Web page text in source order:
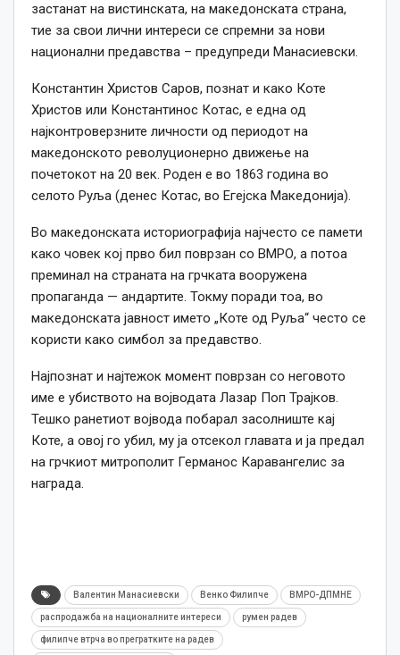
застанат на вистинската, на македонската страна,
тие за свои лични интереси се спремни за нови
национални предавства – предупреди Манасиевски.
Константин Христов Саров, познат и како Коте
Христов или Константинос Котас, е една од
најконтроверзните личности од периодот на
македонското револуционерно движење на
почетокот на 20 век. Роден е во 1863 година во
селото Руља (денес Котас, во Егејска Македонија).
Во македонската историографија најчесто се памети
како човек кој прво бил поврзан со ВМРО, а потоа
преминал на страната на грчката вооружена
пропаганда — андартите. Токму поради тоа, во
македонската јавност името „Коте од Руља“ често се
користи како симбол за предавство.
Најпознат и најтежок момент поврзан со неговото
име е убиството на војводата Лазар Поп Трајков.
Тешко ранетиот војвода побарал засолниште кај
Коте, а овој го убил, му ја отсекол главата и ја предал
на грчкиот митрополит Германос Каравангелис за
награда.
Валентин Манасиевски Венко Филипче ВМРО-ДПМНЕ
распродажба на националните интереси румен радев
филипче втрча во прегратките на радев